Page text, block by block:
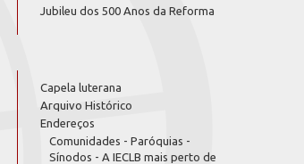
Jubileu dos 500 Anos da Reforma
Capela luterana
Arquivo Histórico
Endereços
Comunidades - Paróquias -
Sínodos - A IECLB mais perto de